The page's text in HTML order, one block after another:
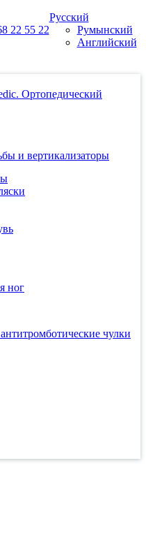
22 55 22
Русский
Румынский
Английский
и вертикализаторы
ног
чулки